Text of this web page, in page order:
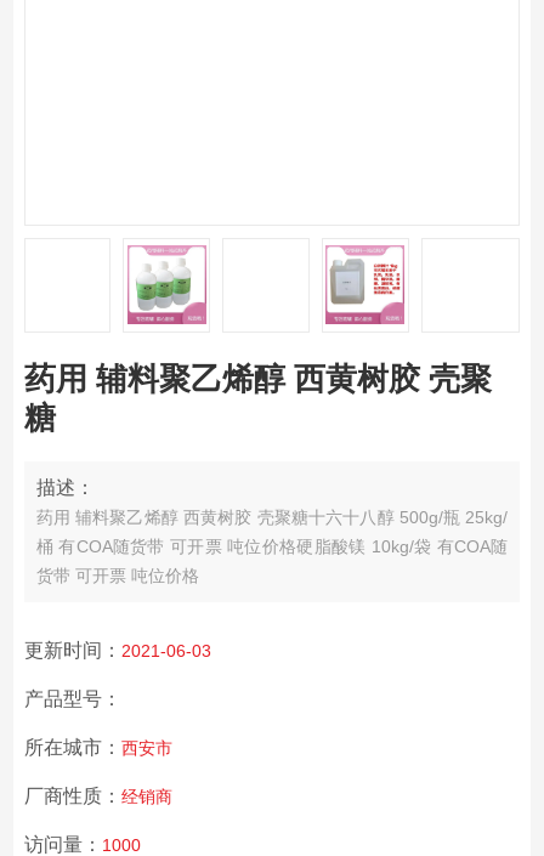
药用 辅料聚乙烯醇 西黄树胶 壳聚
糖
描述：
药用 辅料聚乙烯醇 西黄树胶 壳聚糖十六十八醇 500g/瓶 25kg/
桶 有COA随货带 可开票 吨位价格硬脂酸镁 10kg/袋 有COA随
货带 可开票 吨位价格
更新时间： 2021-06-03
产品型号：
所在城市： 西安市
厂商性质： 经销商
访问量： 1000